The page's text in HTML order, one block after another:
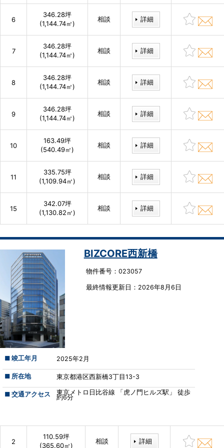
6
346.28坪
(1,144.74㎡)
相談 詳細
7
346.28坪
(1,144.74㎡)
相談 詳細
8
346.28坪
(1,144.74㎡)
相談 詳細
9
346.28坪
(1,144.74㎡)
相談 詳細
10
163.49坪
(540.49㎡)
相談 詳細
11
335.75坪
(1,109.94㎡)
相談 詳細
15
342.07坪
(1,130.82㎡)
相談 詳細
BIZCORE西新橋
物件番号：023057
最終情報更新⽇：2026年8月6日
■ 竣工年月 2025年2月
■ 所在地 東京都港区西新橋3丁目13-3
■ 交通アクセス 東京メトロ日比谷線 「虎ノ門ヒルズ駅」 徒歩
約6分
2
110.59坪
(365.60㎡)
相談 詳細